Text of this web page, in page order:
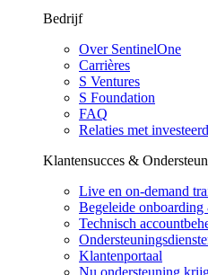
Bedrijf
Over SentinelOne
Carrières
S Ventures
S Foundation
FAQ
Relaties met
Klantensucces &
Live en on-demand
Begeleide
Technisch
Klantenportaal
Nu ondersteuning